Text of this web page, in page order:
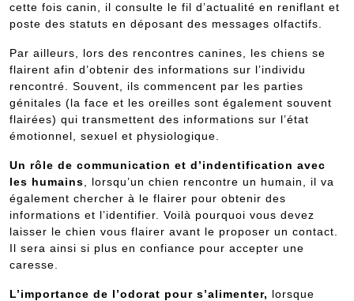
cette fois canin, il consulte le fil d’actualité en reniflant et
poste des statuts en déposant des messages olfactifs.
Par ailleurs, lors des rencontres canines, les chiens se
flairent afin d’obtenir des informations sur l’individu
rencontré. Souvent, ils commencent par les parties
génitales (la face et les oreilles sont également souvent
flairées) qui transmettent des informations sur l’état
émotionnel, sexuel et physiologique.
Un rôle de communication et d’indentification avec
les humains , lorsqu’un chien rencontre un humain, il va
également chercher à le flairer pour obtenir des
informations et l’identifier. Voilà pourquoi vous devez
laisser le chien vous flairer avant le proposer un contact.
Il sera ainsi si plus en confiance pour accepter une
caresse.
L’importance de l’odorat pour s’alimenter, lorsque